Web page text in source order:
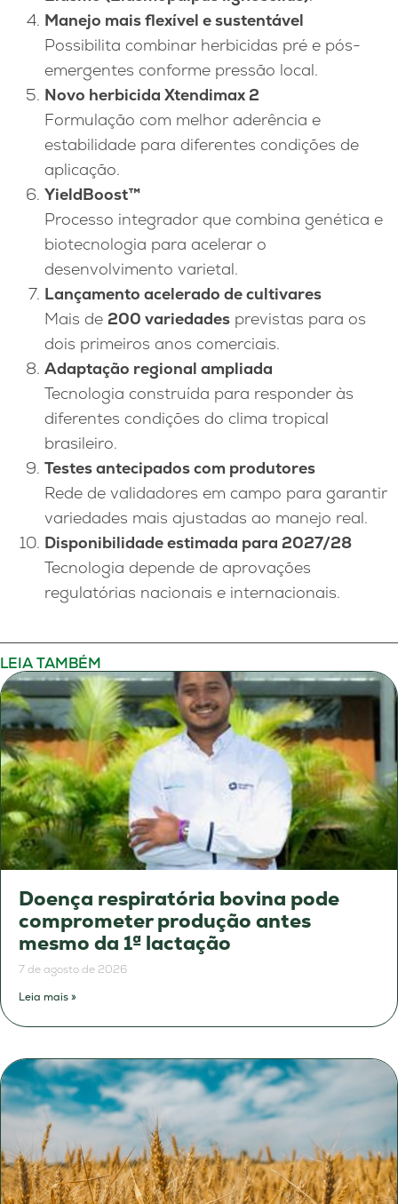
Manejo mais flexível e sustentável
Possibilita combinar herbicidas pré e pós-
emergentes conforme pressão local.
Novo herbicida Xtendimax 2
Formulação com melhor aderência e
estabilidade para diferentes condições de
aplicação.
YieldBoost™
Processo integrador que combina genética e
biotecnologia para acelerar o
desenvolvimento varietal.
Lançamento acelerado de cultivares
Mais de 200 variedades previstas para os
dois primeiros anos comerciais.
Adaptação regional ampliada
Tecnologia construída para responder às
diferentes condições do clima tropical
brasileiro.
Testes antecipados com produtores
Rede de validadores em campo para garantir
variedades mais ajustadas ao manejo real.
Disponibilidade estimada para 2027/28
Tecnologia depende de aprovações
regulatórias nacionais e internacionais.
LEIA TAMBÉM
Doença respiratória bovina pode
comprometer produção antes
mesmo da 1ª lactação
7 de agosto de 2026
Leia mais »